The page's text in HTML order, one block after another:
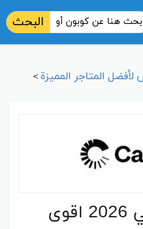
البحث
المتاجر المميزة >
كود خصم كامبلي 2026 اقوى